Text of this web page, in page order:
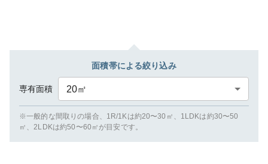
面積帯による絞り込み
専有面積 20㎡
※一般的な間取りの場合、1R/1Kは約20〜30㎡、1LDKは約30〜50
㎡、2LDKは約50〜60㎡が目安です。